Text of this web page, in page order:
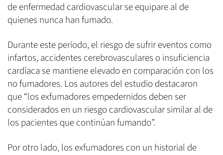
de enfermedad cardiovascular se equipare al de
quienes nunca han fumado.
Durante este período, el riesgo de sufrir eventos como
infartos, accidentes cerebrovasculares o insuficiencia
cardíaca se mantiene elevado en comparación con los
no fumadores. Los autores del estudio destacaron
que “los exfumadores empedernidos deben ser
considerados en un riesgo cardiovascular similar al de
los pacientes que continúan fumando”.
Por otro lado, los exfumadores con un historial de